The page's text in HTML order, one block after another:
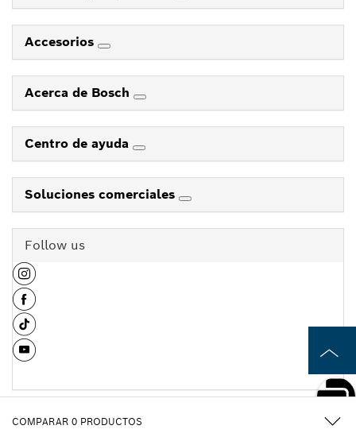
COMPARAR 0 PRODUCTOS
Accesorios
Acerca de Bosch
Centro de ayuda
Soluciones comerciales
Follow us